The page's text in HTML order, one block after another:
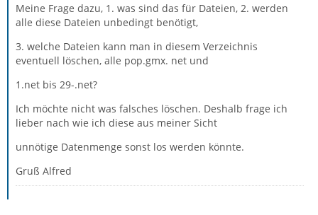
Meine Frage dazu, 1. was sind das für Dateien, 2. werden
alle diese Dateien unbedingt benötigt,
3. welche Dateien kann man in diesem Verzeichnis
eventuell löschen, alle pop.gmx. net und
1.net bis 29-.net?
Ich möchte nicht was falsches löschen. Deshalb frage ich
lieber nach wie ich diese aus meiner Sicht
unnötige Datenmenge sonst los werden könnte.
Gruß Alfred